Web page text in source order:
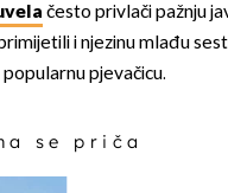
često privlači pažnju
i njezinu mlađu
pjevačicu.
se priča